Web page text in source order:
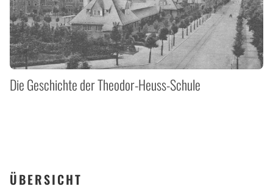
Die Geschichte der Theodor-Heuss-Schule
ÜBERSICHT